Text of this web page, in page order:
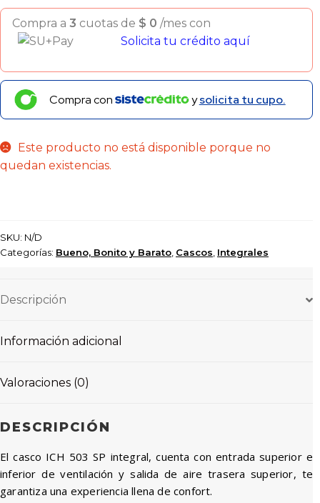
Compra a 3 cuotas de $ 0 /mes con
Solicita tu crédito aquí
Compra con ysolicita tu cupo.
Este producto no está disponible porque no
quedan existencias.
SKU: N/D
Categorías: Bueno, Bonito y Barato, Cascos, Integrales
Descripción
Información adicional
Valoraciones (0)
DESCRIPCIÓN
El casco ICH 503 SP integral, cuenta con entrada superior e
inferior de ventilación y salida de aire trasera superior, te
garantiza una experiencia llena de confort.